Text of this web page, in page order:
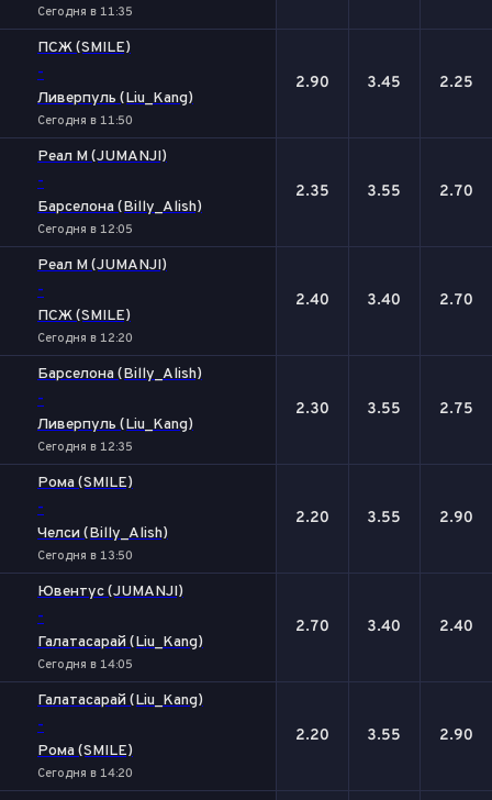
Сегодня в 11:35
ПСЖ (SMILE)
-
Ливерпуль (Liu_Kang)
Сегодня в 11:50
2.90 3.45 2.25
Реал М (JUMANJI)
-
Барселона (Billy_Alish)
Сегодня в 12:05
2.35 3.55 2.70
Реал М (JUMANJI)
-
ПСЖ (SMILE)
Сегодня в 12:20
2.40 3.40 2.70
Барселона (Billy_Alish)
-
Ливерпуль (Liu_Kang)
Сегодня в 12:35
2.30 3.55 2.75
Рома (SMILE)
-
Челси (Billy_Alish)
Сегодня в 13:50
2.20 3.55 2.90
Ювентус (JUMANJI)
-
Галатасарай (Liu_Kang)
Сегодня в 14:05
2.70 3.40 2.40
Галатасарай (Liu_Kang)
-
Рома (SMILE)
Сегодня в 14:20
2.20 3.55 2.90